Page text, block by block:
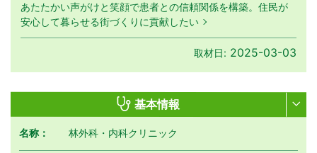
あたたかい声がけと笑顔で患者との信頼関係を構築。住民が
安心して暮らせる街づくりに貢献したい
取材日: 2025-03-03
基本情報
名称： 林外科・内科クリニック